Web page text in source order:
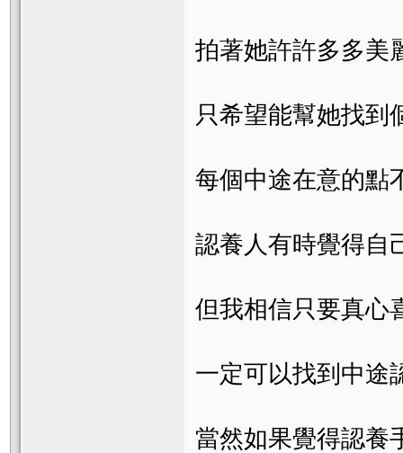
拍著她許許多多美
只希望能幫她找到
每個中途在意的點
認養人有時覺得自
但我相信只要真心
一定可以找到中途
當然如果覺得認養